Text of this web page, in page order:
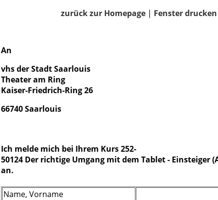
zurück zur Homepage | Fenster drucken
An
vhs der Stadt Saarlouis
Theater am Ring
Kaiser-Friedrich-Ring 26
66740 Saarlouis
Ich melde mich bei Ihrem Kurs 252-
50124 Der richtige Umgang mit dem Tablet - Einsteiger
an.
Name, Vorname